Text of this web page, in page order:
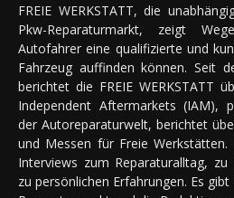
FREIE WERKSTATT, die
Pkw-Reparaturmarkt, zeigt
Autofahrer eine qualifizierte und
Fahrzeug auffinden können. Seit
berichtet die FREIE WERKSTATT
Independent Aftermarkets (IAM),
der Autoreparaturwelt, berichtet
und Messen für Freie
Interviews zum Reparaturalltag, zu
zu persönlichen Erfahrungen. Es